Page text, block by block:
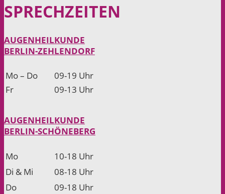
SPRECH­ZEITEN
AUGENHEILKUNDE
BERLIN-ZEHLENDORF
Mo – Do
09-19 Uhr
Fr
09-13 Uhr
AUGENHEILKUNDE
BERLIN-SCHÖNEBERG
Mo
10-18 Uhr
Di & Mi
08-18 Uhr
Do
09-18 Uhr